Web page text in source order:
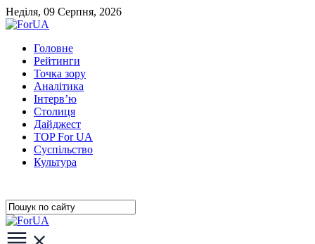
Неділя, 09 Серпня, 2026
Головне
Рейтинги
Точка зору
Аналітика
Інтерв’ю
Столиця
Дайджест
TOP For UA
Суспiльство
Культура